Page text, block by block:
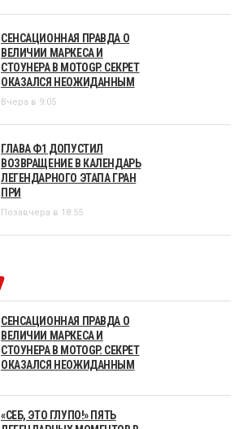
СЕНСАЦИОННАЯ ПРАВДА О
ВЕЛИЧИИ МАРКЕСА И
СТОУНЕРА В MOTOGP. СЕКРЕТ
ОКАЗАЛСЯ НЕОЖИДАННЫМ
Вчера в 9:05
ГЛАВА Ф1 ДОПУСТИЛ
ВОЗВРАЩЕНИЕ В КАЛЕНДАРЬ
ЛЕГЕНДАРНОГО ЭТАПА ГРАН
ПРИ
Позавчера в 18:55
СЕНСАЦИОННАЯ ПРАВДА О
ВЕЛИЧИИ МАРКЕСА И
СТОУНЕРА В MOTOGP. СЕКРЕТ
ОКАЗАЛСЯ НЕОЖИДАННЫМ
«СЕБ, ЭТО ГЛУПО!» ПЯТЬ